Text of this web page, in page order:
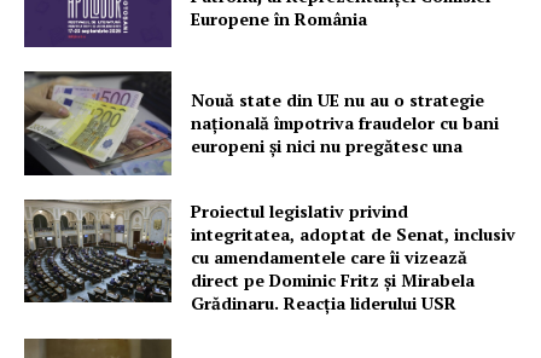
Europene în România
Nouă state din UE nu au o strategie
națională împotriva fraudelor cu bani
europeni și nici nu pregătesc una
Proiectul legislativ privind
integritatea, adoptat de Senat, inclusiv
cu amendamentele care îi vizează
direct pe Dominic Fritz și Mirabela
Grădinaru. Reacția liderului USR